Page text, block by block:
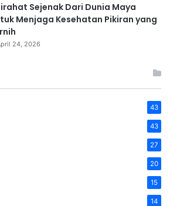
Sejenak Dari Dunia Maya
Menjaga Kesehatan Pikiran yang
24, 2026
43
43
27
20
15
14